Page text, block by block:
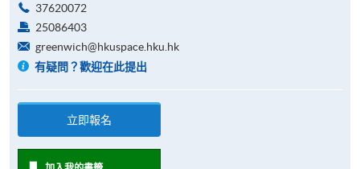
37620072
25086403
greenwich@hkuspace.hku.hk
有疑問？歡迎在此提出
立即報名